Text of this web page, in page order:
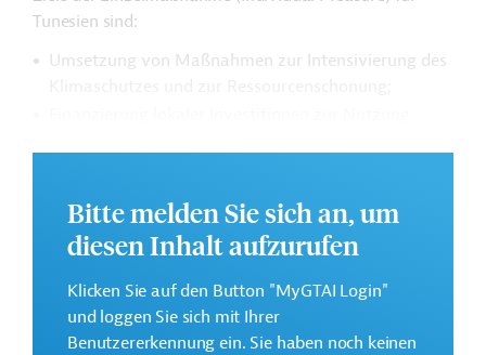
Tunesien sind:
Umsetzung von Maßnahmen zur Intensivierung des
Weitere Informationen über die Einzelmaßnahme
finden Sie im Originaldokument, das zum Download
Bei Fragen wenden Sie sich bitte an das Brüsseler Büro
von Germany Trade & Invest unter bruessel@gtai.de.
Bitte melden Sie sich an, um
diesen Inhalt aufzurufen
Klicken Sie auf den Button "MyGTAI Login"
und loggen Sie sich mit Ihrer
Benutzererkennung ein. Sie haben noch keinen